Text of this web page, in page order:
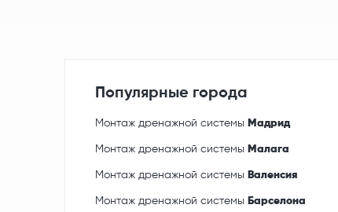
Популярные города
Монтаж дренажной системы Мадрид
Монтаж дренажной системы Малага
Монтаж дренажной системы Валенсия
Монтаж дренажной системы Барселона